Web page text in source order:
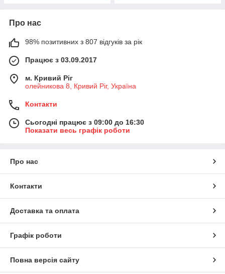
Про нас
98% позитивних з 807 відгуків за рік
Працює з 03.09.2017
м. Кривий Ріг
олейникова 8, Кривий Ріг, Україна
Контакти
Сьогодні працює з 09:00 до 16:30
Показати весь графік роботи
Про нас
Контакти
Доставка та оплата
Графік роботи
Повна версія сайту